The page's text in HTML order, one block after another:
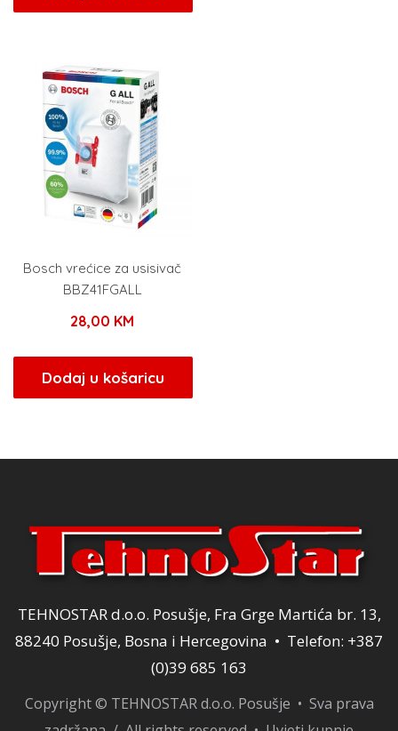
je:
1.089,00 KM.
Bosch vrećice za usisivač
BBZ41FGALL
28,00 KM
Dodaj u košaricu
TEHNOSTAR d.o.o. Posušje, Fra Grge Martića br. 13,
88240 Posušje, Bosna i Hercegovina • Telefon: +387
(0)39 685 163
Copyright © TEHNOSTAR d.o.o. Posušje • Sva prava